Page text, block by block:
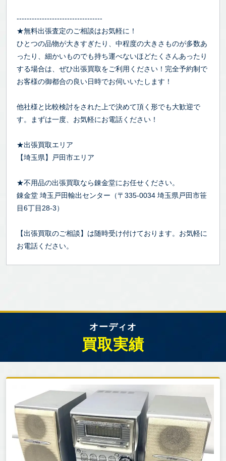
----------------------------------
★無料出張査定のご相談はお気軽に！
ひとつの品物が大きすぎたり、中程度の大きさものが多数あ
ったり、細かいものでも持ち運べないほどたくさんあったり
する場合は、ぜひ出張買取をご利用ください！完全予約制で
お客様の御都合の良い日時でお伺いいたします！
他社様と比較検討をされた上で決めて頂く形でも大歓迎で
す。まずは一度、お気軽にお電話ください！
★出張買取エリア
【埼玉県】戸田市エリア
★不用品の出張買取なら錬金堂にお任せください。
錬金堂 埼玉戸田輸出センター（〒335-0034 埼玉県戸田市笹
目6丁目28-3）
【出張買取のご相談】は随時受け付けております。お気軽に
お電話ください。
オーディオ
買取実績